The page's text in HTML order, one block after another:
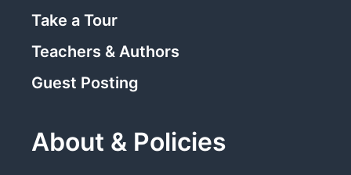
Take a Tour
Teachers & Authors
Guest Posting
About & Policies